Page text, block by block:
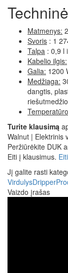
Matmenys:
Svoris : 1
Talpa : 0,9 l
Kabelio ilgis:
Galia: 1200
Medžiaga:
dangtis,
Turite klausimą
Walnut | Elektrinis
Peržiūrėkite DUK
Eiti į klausimus.
Jį galite rasti
VirdulysDripper
Vaizdo įrašas